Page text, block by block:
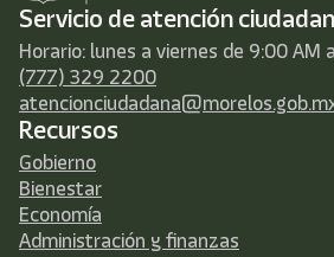
Servicio de atención
Horario: lunes a viernes de 9:00 AM
(777) 329 2200
Recursos
Gobierno
Bienestar
Economía
Administración y finanzas